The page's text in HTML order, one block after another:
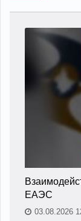
ЕАЭС
03.08.2026